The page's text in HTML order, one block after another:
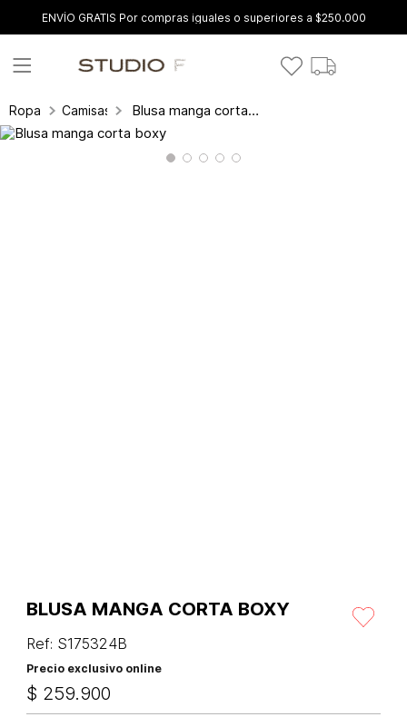
ENVÍO GRATIS Por compras iguales o superiores a $250.000
Ropa Camisas y blusas Blusa manga corta boxy
BLUSA MANGA CORTA BOXY
Ref: S175324B
Precio exclusivo online
$ 259.900